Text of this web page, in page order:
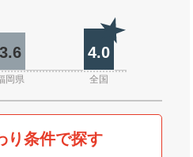
3.6 4.0
岡県 全国
り条件で探す